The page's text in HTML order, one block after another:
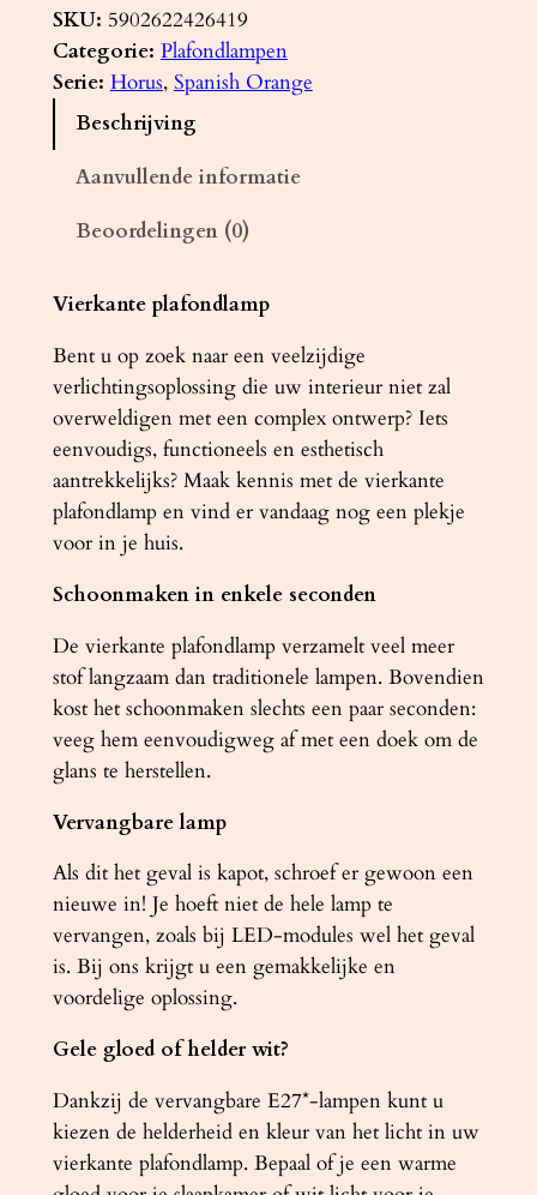
a
f
o
H
R
U
S
z
w
a
r
a
a
n
t
a
l
SKU: 5902622426419
Categorie: Plafondlampen
Serie: Horus, Spanish Orange
Beschrijving
Aanvullende informatie
Beoordelingen (0)
Vierkante plafondlamp
Bent u op zoek naar een veelzijdige
verlichtingsoplossing die uw interieur niet zal
overweldigen met een complex ontwerp? Iets
eenvoudigs, functioneels en esthetisch
aantrekkelijks? Maak kennis met de vierkante
plafondlamp en vind er vandaag nog een plekje
voor in je huis.
Schoonmaken in enkele seconden
De vierkante plafondlamp verzamelt veel meer
stof langzaam dan traditionele lampen. Bovendien
kost het schoonmaken slechts een paar seconden:
veeg hem eenvoudigweg af met een doek om de
glans te herstellen.
Vervangbare lamp
Als dit het geval is kapot, schroef er gewoon een
nieuwe in! Je hoeft niet de hele lamp te
vervangen, zoals bij LED-modules wel het geval
is. Bij ons krijgt u een gemakkelijke en
voordelige oplossing.
Gele gloed of helder wit?
Dankzij de vervangbare E27*-lampen kunt u
kiezen de helderheid en kleur van het licht in uw
vierkante plafondlamp. Bepaal of je een warme